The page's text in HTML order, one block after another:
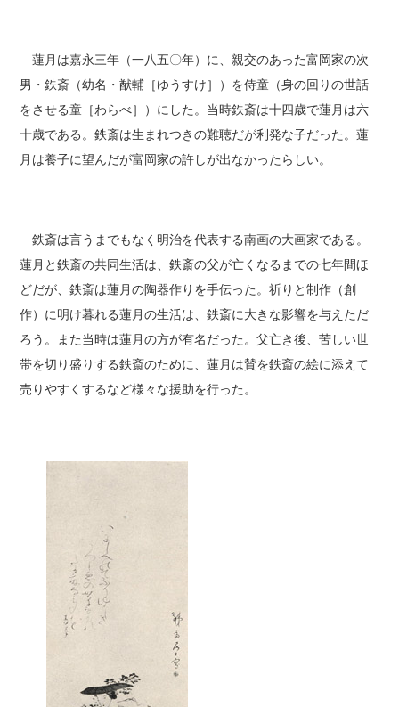
蓮月は嘉永三年（一八五〇年）に、親交のあった富岡家の次
男・鉄斎（幼名・猷輔［ゆうすけ］）を侍童（身の回りの世話
をさせる童［わらべ］）にした。当時鉄斎は十四歳で蓮月は六
十歳である。鉄斎は生まれつきの難聴だが利発な子だった。蓮
月は養子に望んだが富岡家の許しが出なかったらしい。
鉄斎は言うまでもなく明治を代表する南画の大画家である。
蓮月と鉄斎の共同生活は、鉄斎の父が亡くなるまでの七年間ほ
どだが、鉄斎は蓮月の陶器作りを手伝った。祈りと制作（創
作）に明け暮れる蓮月の生活は、鉄斎に大きな影響を与えただ
ろう。また当時は蓮月の方が有名だった。父亡き後、苦しい世
帯を切り盛りする鉄斎のために、蓮月は賛を鉄斎の絵に添えて
売りやすくするなど様々な援助を行った。